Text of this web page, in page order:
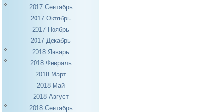
2017 Сентябрь
2017 Октябрь
2017 Ноябрь
2017 Декабрь
2018 Январь
2018 Февраль
2018 Март
2018 Май
2018 Август
2018 Сентябрь